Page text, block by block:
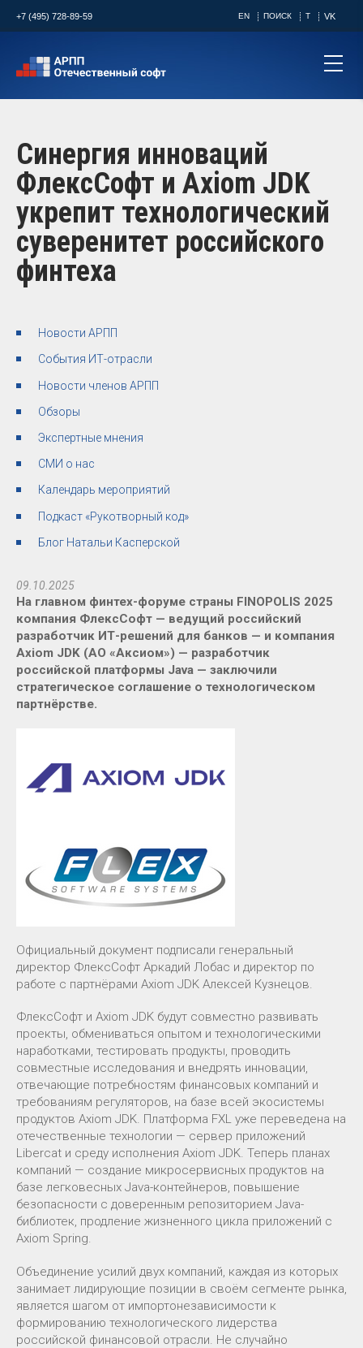
+7 (495) 728-89-59 EN ПОИСК T VK
Синергия инноваций
ФлексСофт и Axiom JDK
укрепит технологический
суверенитет российского
финтеха
Новости АРПП
События ИТ-отрасли
Новости членов АРПП
Обзоры
Экспертные мнения
СМИ о нас
Календарь мероприятий
Подкаст «Рукотворный код»
Блог Натальи Касперской
09.10.2025
На главном финтех-форуме страны FINOPOLIS 2025
компания ФлексСофт — ведущий российский
разработчик ИТ-решений для банков — и компания
Axiom JDK (АО «Аксиом») — разработчик
российской платформы Java — заключили
стратегическое соглашение о технологическом
партнёрстве.
Официальный документ подписали генеральный
директор ФлексСофт Аркадий Лобас и директор по
работе с партнёрами Axiom JDK Алексей Кузнецов.
ФлексСофт и Axiom JDK будут совместно развивать
проекты, обмениваться опытом и технологическими
наработками, тестировать продукты, проводить
совместные исследования и внедрять инновации,
отвечающие потребностям финансовых компаний и
требованиям регуляторов, на базе всей экосистемы
продуктов Axiom JDK. Платформа FXL уже переведена на
отечественные технологии — сервер приложений
Libercat и среду исполнения Axiom JDK. Теперь планах
компаний — создание микросервисных продуктов на
базе легковесных Java-контейнеров, повышение
безопасности с доверенным репозиторием Java-
библиотек, продление жизненного цикла приложений с
Axiom Spring.
Объединение усилий двух компаний, каждая из которых
занимает лидирующие позиции в своём сегменте рынка,
является шагом от импортонезависимости к
формированию технологического лидерства
российской финансовой отрасли. Не случайно